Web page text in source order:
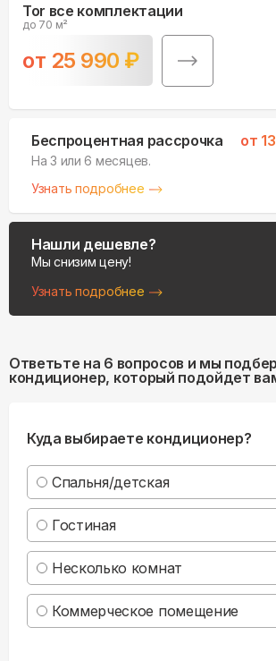
Tor все комплектации
до 70 м²
от 25 990 ₽
Беспроцентная рассрочка от
На 3 или 6 месяцев.
Узнать подробнее
Нашли дешевле?
Мы снизим цену!
Узнать подробнее
Ответьте на 6 вопросов и мы
кондиционер, который подойдет
Куда выбираете кондиционер?
Спальня/детская
Гостиная
Несколько комнат
Коммерческое помещение